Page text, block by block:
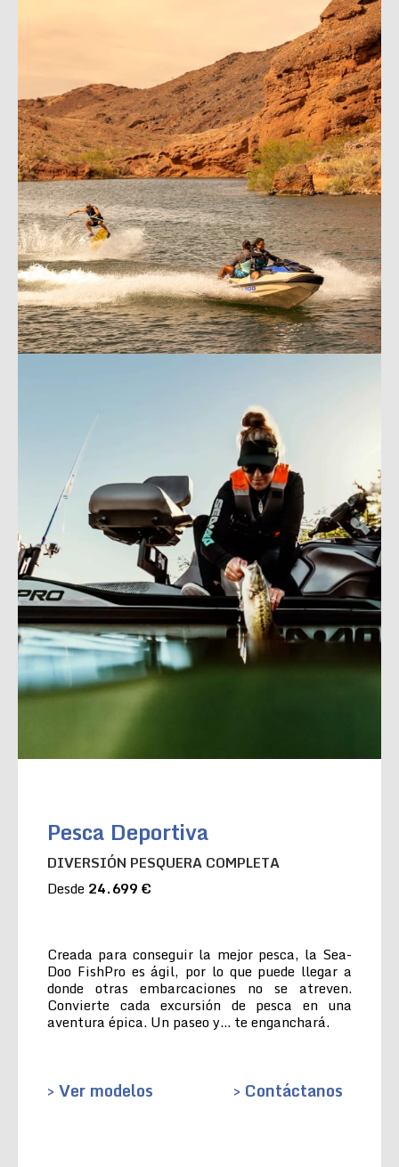
Pesca Deportiva
DIVERSIÓN PESQUERA COMPLETA
Desde 24.699 €
Creada para conseguir la mejor pesca, la Sea-
Doo FishPro es ágil, por lo que puede llegar a
donde otras embarcaciones no se atreven.
Convierte cada excursión de pesca en una
aventura épica. Un paseo y… te enganchará.
> Ver modelos > Contáctanos